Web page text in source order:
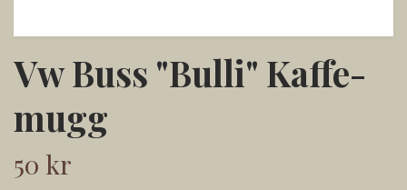
Vw Buss "Bulli" Kaffe-
mugg
50 kr